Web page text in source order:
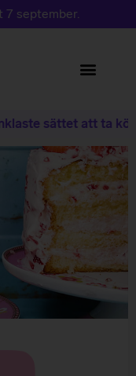
7 september.
sättet att ta